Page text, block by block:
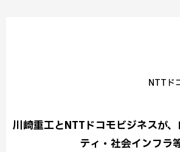
NTTド
川崎重工とNTTドコモビジネスが
ティ・社会インフラ